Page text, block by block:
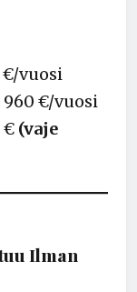
€/vuosi
960 €/vuosi
€ (vaje
Ilman